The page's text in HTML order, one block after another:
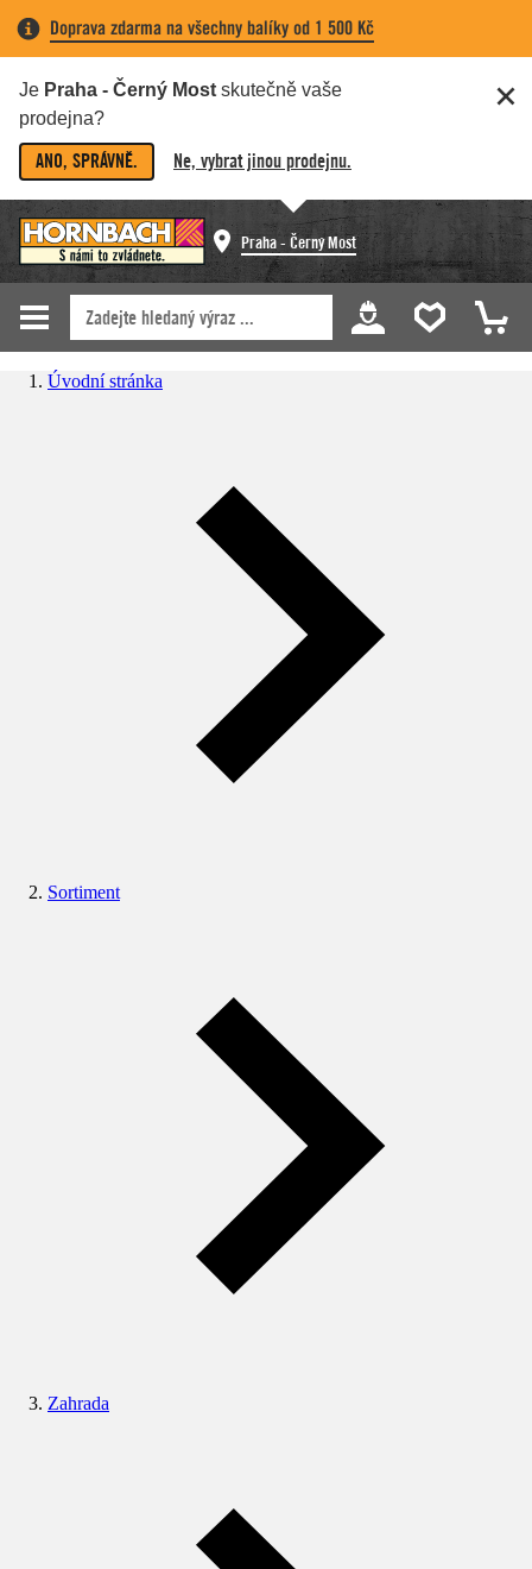
Doprava zdarma na všechny balíky od 1 500 Kč
Je Praha - Černý Most skutečně vaše
prodejna?
ANO, SPRÁVNĚ. Ne, vybrat jinou prodejnu.
Praha - Černý Most
Úvodní stránka
Sortiment
Zahrada